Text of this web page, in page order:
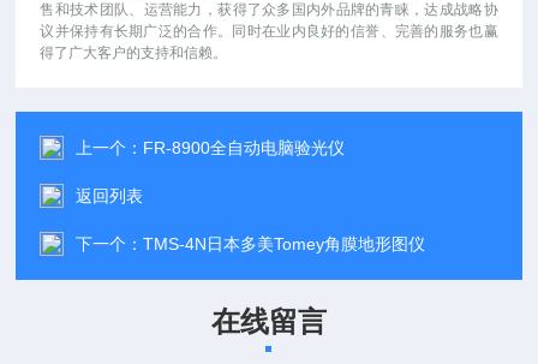
售和技术团队、运营能力，获得了众多国内外品牌的青睐，达成战略协
议并保持有长期广泛的合作。同时在业内良好的信誉、完善的服务也赢
得了广大客户的支持和信赖。
上一个： FR-8900全自动电脑验光仪
返回列表
下一个：TMS-4N日本多美Tomey角膜地形图仪
在线留言